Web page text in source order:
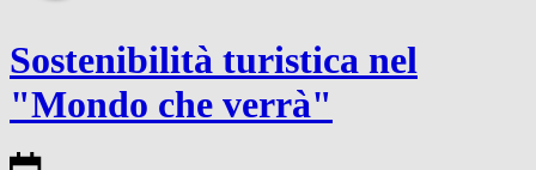
Sostenibilità turistica nel
"Mondo che verrà"